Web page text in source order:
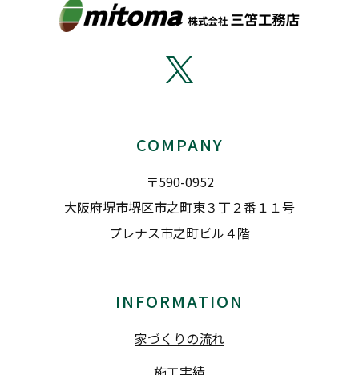
COMPANY
〒590-0952
大阪府堺市堺区市之町東３丁２番１１号
プレナス市之町ビル４階
INFORMATION
家づくりの流れ